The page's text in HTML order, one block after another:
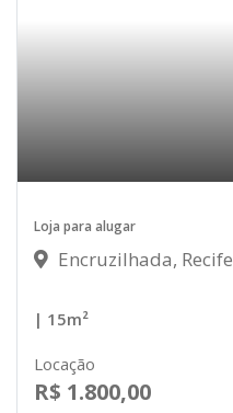
Loja para alugar
Encruzilhada, Recife
| 15m²
Locação
R$ 1.800,00